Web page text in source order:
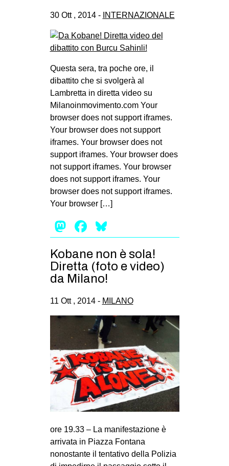
30 Ott , 2014 - INTERNAZIONALE
Questa sera, tra poche ore, il
dibattito che si svolgerà al
Lambretta in diretta video su
Milanoinmovimento.com Your
browser does not support iframes.
Your browser does not support
iframes. Your browser does not
support iframes. Your browser does
not support iframes. Your browser
does not support iframes. Your
browser does not support iframes.
Your browser […]
Mastodon
Facebook
Kobane non è sola!
Diretta (foto e video)
da Milano!
11 Ott , 2014 - MILANO
ore 19.33 – La manifestazione è
arrivata in Piazza Fontana
nonostante il tentativo della Polizia